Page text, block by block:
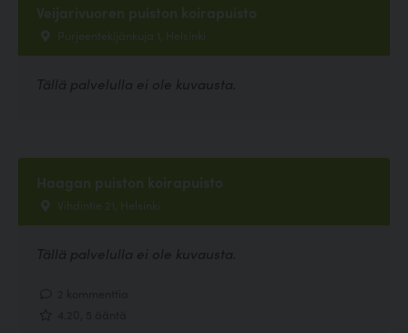
Veijarivuoren puiston koirapuisto
Purjeentekijänkuja 1, Helsinki
Tällä palvelulla ei ole kuvausta.
Haagan puiston koirapuisto
Vihdintie 21, Helsinki
Tällä palvelulla ei ole kuvausta.